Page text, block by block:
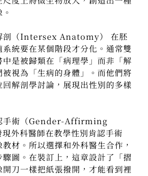
剖（Intersex Anatomy） 在胚
統要在某個階段才分化。通常雙
是被歸類在「病理學」而非「解
視為「生病的身體」。而他們將
解剖學討論，展現出性別的多樣
手術（Gender-Affirming
外科醫師在教學性別肯認手術
材。所以選擇和外科醫生合作，
圖。在裝訂上，這章設計了「摺
刀一樣把紙張撥開，才能看到裡